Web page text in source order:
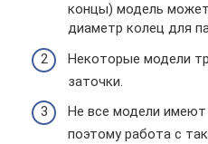
концы) модель
диаметр колец для
Некоторые модели
заточки.
Не все модели имеют
поэтому работа с